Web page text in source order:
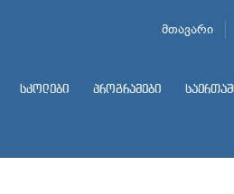
მთავარი
სკოლები პროგრამები